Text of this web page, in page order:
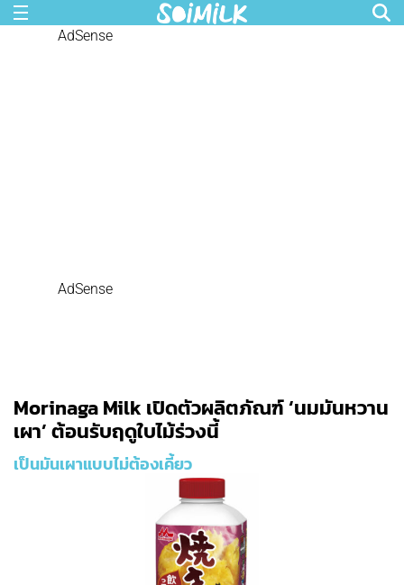
AdSense
AdSense
Morinaga Milk เปิดตัวผลิตภัณฑ์ ‘นมมันหวาน
เผา’ ต้อนรับฤดูใบไม้ร่วงนี้
เป็นมันเผาแบบไม่ต้องเคี้ยว